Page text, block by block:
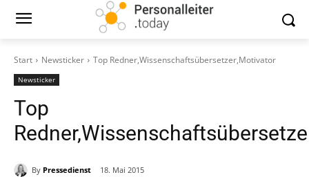
Start Newsticker Top Redner,Wissenschaftsübersetzer,Motivator
Newsticker
Top
By Pressedienst 18. Mai 2015